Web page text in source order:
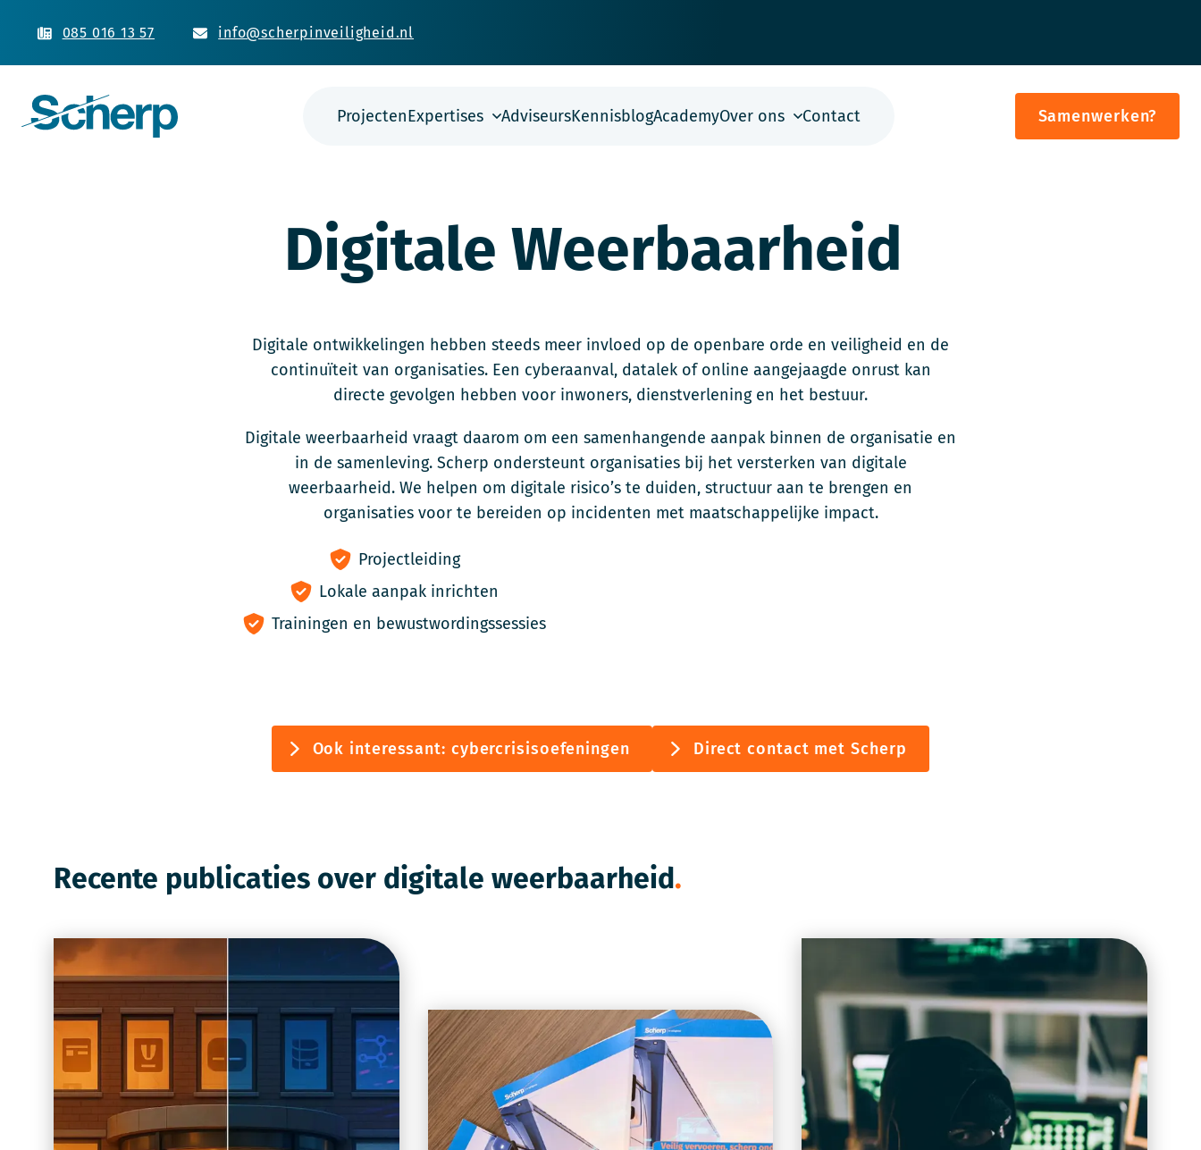
085 016 13 57 info@scherpinveiligheid.nl
ProjectenExpertises AdviseursKennisblogAcademyOver ons Contact Samenwerken?
Digitale Weerbaarheid
Digitale ontwikkelingen hebben steeds meer invloed op de openbare orde en veiligheid en de
continuïteit van organisaties. Een cyberaanval, datalek of online aangejaagde onrust kan
directe gevolgen hebben voor inwoners, dienstverlening en het bestuur.
Digitale weerbaarheid vraagt daarom om een samenhangende aanpak binnen de organisatie en
in de samenleving. Scherp ondersteunt organisaties bij het versterken van digitale
weerbaarheid. We helpen om digitale risico’s te duiden, structuur aan te brengen en
organisaties voor te bereiden op incidenten met maatschappelijke impact.
Projectleiding
Lokale aanpak inrichten
Trainingen en bewustwordingssessies
Ook interessant: cybercrisisoefeningen Direct contact met Scherp
Recente publicaties over digitale weerbaarheid